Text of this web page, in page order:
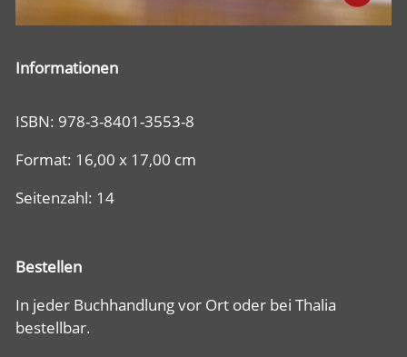
Informationen
ISBN: 978-3-8401-3553-8
Format: 16,00 x 17,00 cm
Seitenzahl: 14
Bestellen
In jeder Buchhandlung vor Ort oder bei Thalia
bestellbar.